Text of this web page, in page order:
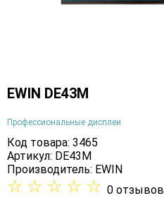
EWIN DE43M
Профессиональные дисплеи
Код товара: 3465
Артикул: DE43M
Производитель: EWIN
☆ ☆ ☆ ☆ ☆ 0 отзывов